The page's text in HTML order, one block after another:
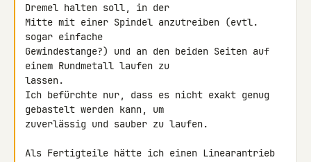
Dremel halten soll, in der
Mitte mit einer Spindel anzutreiben (evtl.
sogar einfache
Gewindestange?) und an den beiden Seiten auf
einem Rundmetall laufen zu
lassen.
Ich befürchte nur, dass es nicht exakt genug
gebastelt werden kann, um
zuverlässig und sauber zu laufen.
Als Fertigteile hätte ich einen Linearantrieb